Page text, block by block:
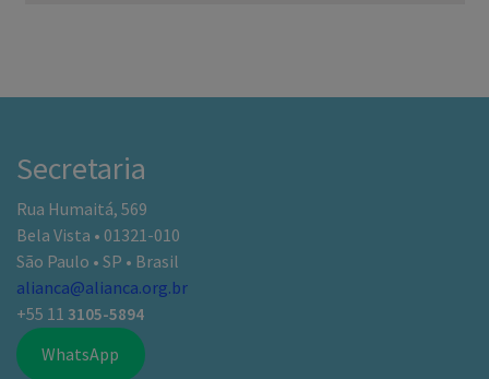
Secretaria
Rua Humaitá, 569
Bela Vista • 01321-010
São Paulo • SP • Brasil
alianca@alianca.org.br
+55 11 3105-5894
WhatsApp